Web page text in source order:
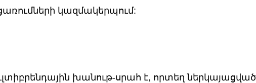
կազմակերպում:
խանութ-սրահ է, որտեղ